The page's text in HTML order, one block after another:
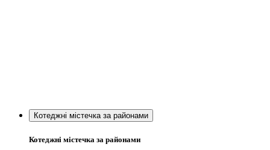
Котеджні містечка за районами
Котеджні містечка за районами